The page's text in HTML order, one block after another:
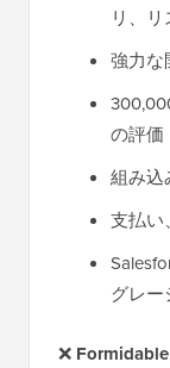
リ、
強力な
の評価
組み込
支払い
グレー
❌